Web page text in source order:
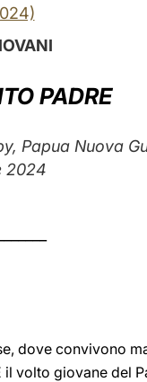
PADRE
Papua Nuova
2024
dove convivono
il volto giovane del